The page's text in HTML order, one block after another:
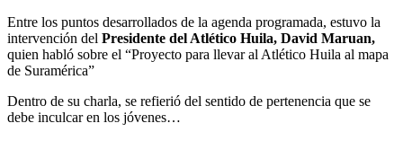
Entre los puntos desarrollados de la agenda programada, estuvo la
intervención del Presidente del Atlético Huila, David Maruan,
quien habló sobre el “Proyecto para llevar al Atlético Huila al mapa
de Suramérica”
Dentro de su charla, se refierió del sentido de pertenencia que se
debe inculcar en los jóvenes…